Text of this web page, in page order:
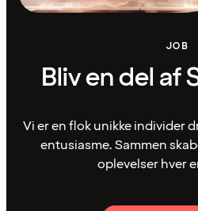
JOB
Bliv en del af
Vi er en flok unikke individer
entusiasme. Sammen
oplevelser hver